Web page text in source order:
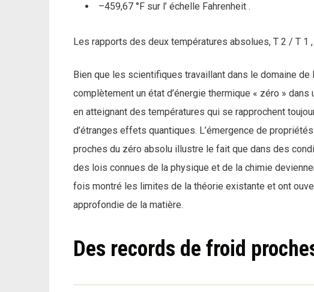
–459,67 °F sur l’ échelle Fahrenheit .
Les rapports des deux températures absolues, T 2 / T
Bien que les scientifiques travaillant dans le domaine
complètement un état d’énergie thermique « zéro »
en atteignant des températures qui se rapprochent
d’étranges effets quantiques. L’émergence de
proches du zéro absolu illustre le fait que dans des
des lois connues de la physique et de la chimie
fois montré les limites de la théorie existante et ont
approfondie de la matière.
Des records de froid